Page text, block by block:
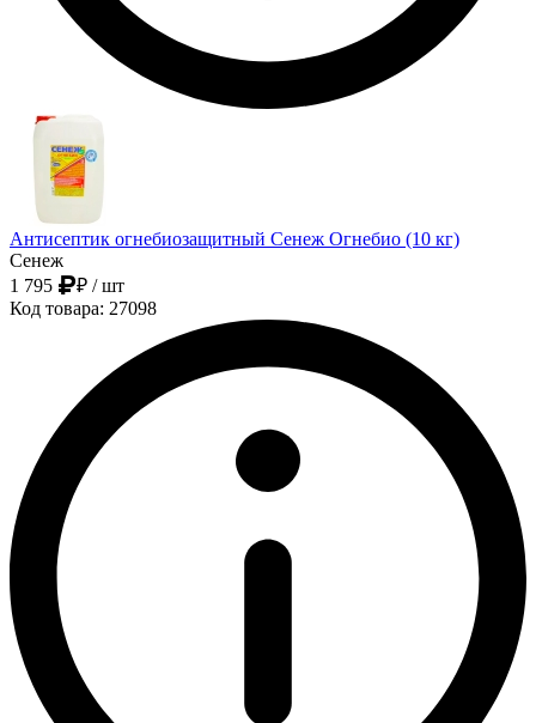
Антисептик огнебиозащитный Сенеж Огнебио (10 кг)
Сенеж
1 795
₽ / шт
Код товара: 27098